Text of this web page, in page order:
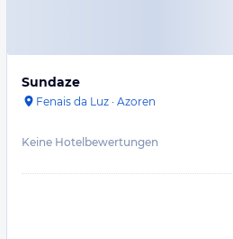
Sundaze
Fenais da Luz · Azoren
Keine Hotelbewertungen